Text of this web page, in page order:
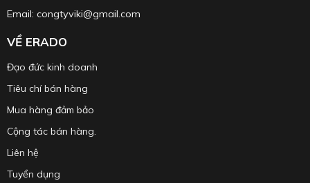
Email: congtyviki@gmail.com
VỀ ERADO
Đạo đức kinh doanh
Tiêu chí bán hàng
Mua hàng đảm bảo
Cộng tác bán hàng.
Liên hệ
Tuyển dụng